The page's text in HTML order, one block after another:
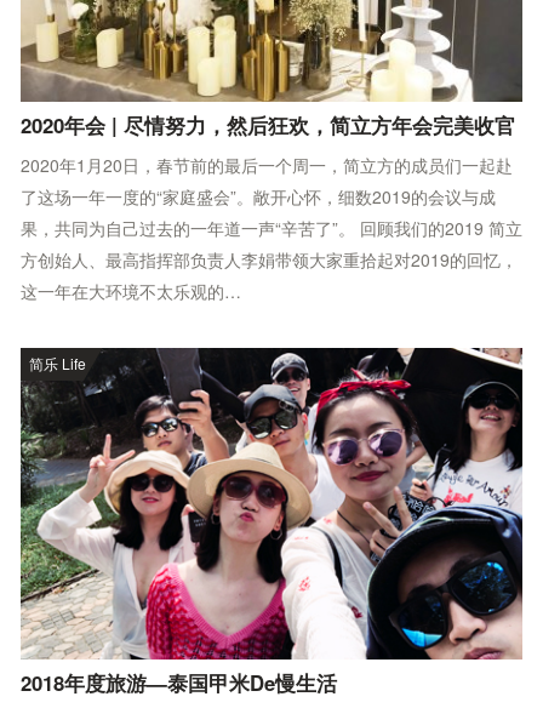
2020年会 | 尽情努力，然后狂欢，简立方年会完美收官
2020年1月20日，春节前的最后一个周一，简立方的成员们一起赴
了这场一年一度的“家庭盛会”。敞开心怀，细数2019的会议与成
果，共同为自己过去的一年道一声“辛苦了”。 回顾我们的2019 简立
方创始人、最高指挥部负责人李娟带领大家重拾起对2019的回忆，
这一年在大环境不太乐观的…
简乐 Life
2018年度旅游—泰国甲米De慢生活